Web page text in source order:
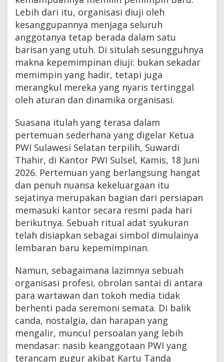
Lebih dari itu, organisasi diuji oleh
kesanggupannya menjaga seluruh
anggotanya tetap berada dalam satu
barisan yang utuh. Di situlah sesungguhnya
makna kepemimpinan diuji: bukan sekadar
memimpin yang hadir, tetapi juga
merangkul mereka yang nyaris tertinggal
oleh aturan dan dinamika organisasi.
Suasana itulah yang terasa dalam
pertemuan sederhana yang digelar Ketua
PWI Sulawesi Selatan terpilih, Suwardi
Thahir, di Kantor PWI Sulsel, Kamis, 18 Juni
2026. Pertemuan yang berlangsung hangat
dan penuh nuansa kekeluargaan itu
sejatinya merupakan bagian dari persiapan
memasuki kantor secara resmi pada hari
berikutnya. Sebuah ritual adat syukuran
telah disiapkan sebagai simbol dimulainya
lembaran baru kepemimpinan.
Namun, sebagaimana lazimnya sebuah
organisasi profesi, obrolan santai di antara
para wartawan dan tokoh media tidak
berhenti pada seremoni semata. Di balik
canda, nostalgia, dan harapan yang
mengalir, muncul persoalan yang lebih
mendasar: nasib keanggotaan PWI yang
terancam gugur akibat Kartu Tanda